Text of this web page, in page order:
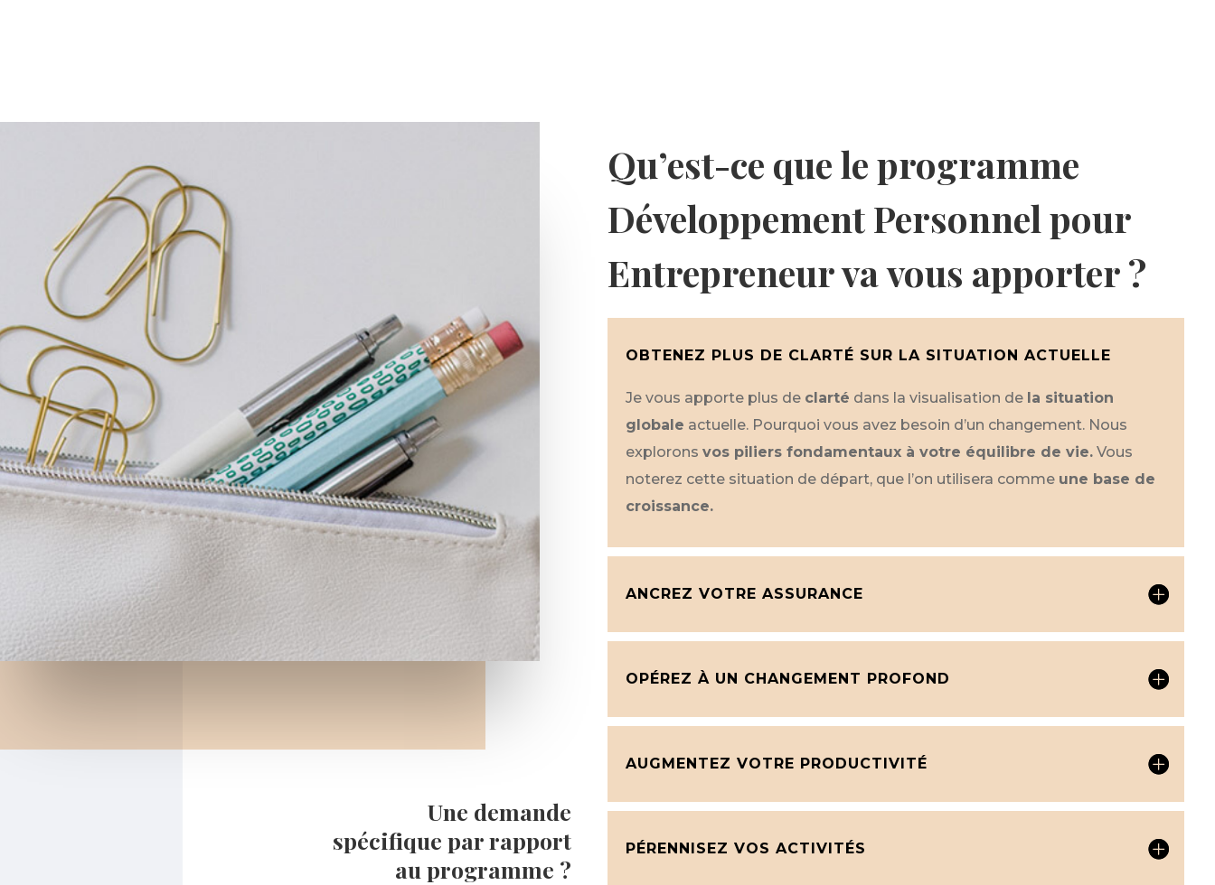
Une demande
spécifique par rapport
au programme ?
Qu’est-ce que le programme
Développement Personnel pour
Entrepreneur va vous apporter ?
OBTENEZ PLUS DE CLARTÉ SUR LA SITUATION ACTUELLE
Je vous apporte plus de clarté dans la visualisation de la situation
globale actuelle. Pourquoi vous avez besoin d’un changement. Nous
explorons vos piliers fondamentaux à votre équilibre de vie. Vous
noterez cette situation de départ, que l’on utilisera comme une base de
croissance.
ANCREZ VOTRE ASSURANCE
OPÉREZ À UN CHANGEMENT PROFOND
AUGMENTEZ VOTRE PRODUCTIVITÉ
PÉRENNISEZ VOS ACTIVITÉS